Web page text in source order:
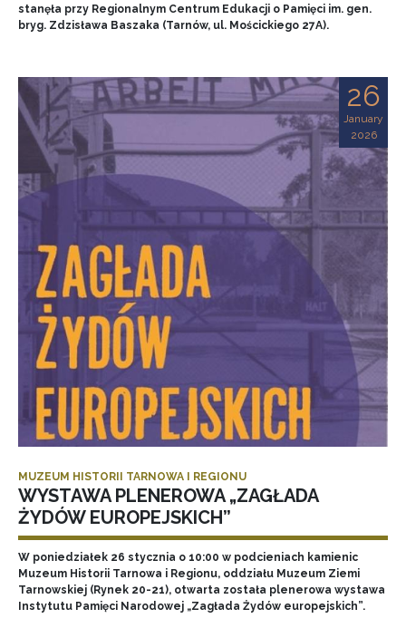
stanęła przy Regionalnym Centrum Edukacji o Pamięci im. gen.
bryg. Zdzisława Baszaka (Tarnów, ul. Mościckiego 27A).
26
January
2026
MUZEUM HISTORII TARNOWA I REGIONU
WYSTAWA PLENEROWA „ZAGŁADA
ŻYDÓW EUROPEJSKICH”
W poniedziałek 26 stycznia o 10:00 w podcieniach kamienic
Muzeum Historii Tarnowa i Regionu, oddziału Muzeum Ziemi
Tarnowskiej (Rynek 20-21), otwarta została plenerowa wystawa
Instytutu Pamięci Narodowej „Zagłada Żydów europejskich”.